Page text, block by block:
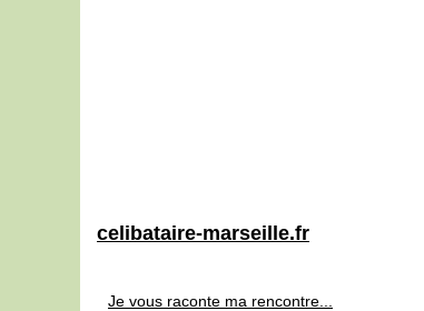
celibataire-marseille.fr
Je vous raconte ma rencontre...